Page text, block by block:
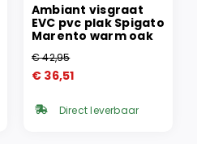
Ambiant visgraat
EVC pvc plak Spigato
Marento warm oak
€42,95
Oorspronkelijke
was:
€ 36,51
Huidige
is: Direct leverbaar